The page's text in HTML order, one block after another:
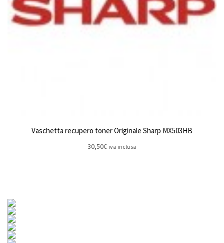
Vaschetta recupero toner Originale Sharp MX503HB
30,50€ iva inclusa